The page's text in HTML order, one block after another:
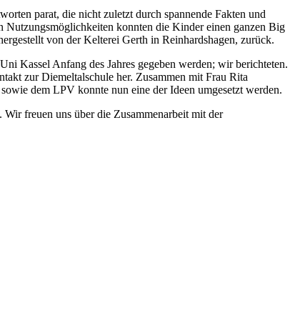
parat, die nicht zuletzt durch spannende Fakten und
Nutzungsmöglichkeiten konnten die Kinder einen ganzen Big
von der Kelterei Gerth in Reinhardshagen, zurück.
Kassel Anfang des Jahres gegeben werden; wir berichteten.
zur Diemeltalschule her. Zusammen mit Frau Rita
dem LPV konnte nun eine der Ideen umgesetzt werden.
freuen uns über die Zusammenarbeit mit der